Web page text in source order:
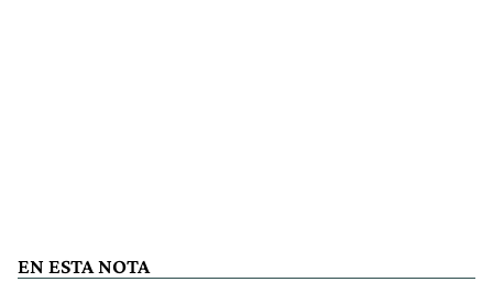
EN ESTA NOTA